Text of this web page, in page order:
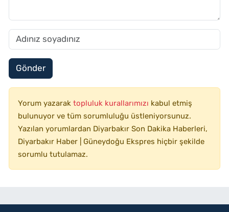
Gönder
Yorum yazarak topluluk kurallarımızı kabul etmiş
bulunuyor ve tüm sorumluluğu üstleniyorsunuz.
Yazılan yorumlardan Diyarbakır Son Dakika Haberleri,
Diyarbakır Haber | Güneydoğu Ekspres hiçbir şekilde
sorumlu tutulamaz.